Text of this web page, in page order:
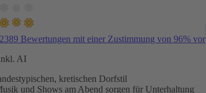
Bewertungen mit einer Zustimmung von 96% vor
AI
kretischen Dorfstil
und Shows am Abend sorgen für Unterhaltung